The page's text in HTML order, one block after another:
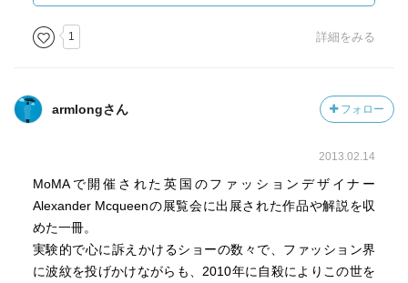
だろう。
そして本書は彼の傑出した創造性を味わえる、優れた図録
1 詳細をみる
armlongさん フォロー
2013.02.14
MoMAで開催された英国のファッションデザイナー
Alexander Mcqueenの展覧会に出展された作品や解説を収
めた一冊。
実験的で心に訴えかけるショーの数々で、ファッション界
に波紋を投げかけながらも、2010年に自殺によりこの世を